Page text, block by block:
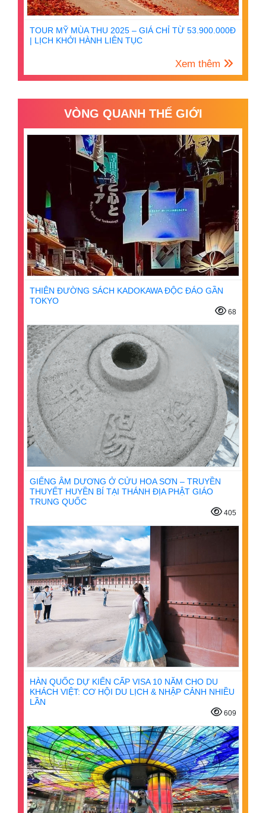
TOUR MỸ MÙA THU 2025 – GIÁ CHỈ TỪ 53.900.000Đ
| LỊCH KHỞI HÀNH LIÊN TỤC
Xem thêm
VÒNG QUANH THẾ GIỚI
THIÊN ĐƯỜNG SÁCH KADOKAWA ĐỘC ĐÁO GẦN
TOKYO
68
GIẾNG ÂM DƯƠNG Ở CỬU HOA SƠN – TRUYỀN
THUYẾT HUYỀN BÍ TẠI THÁNH ĐỊA PHẬT GIÁO
TRUNG QUỐC
405
HÀN QUỐC DỰ KIẾN CẤP VISA 10 NĂM CHO DU
KHÁCH VIỆT: CƠ HỘI DU LỊCH & NHẬP CẢNH NHIỀU
LẦN
609